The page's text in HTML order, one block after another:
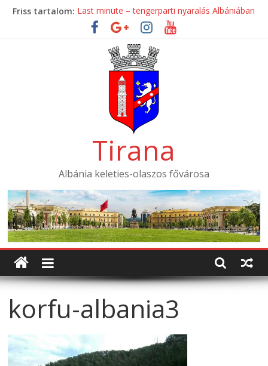
SkipFriss tartalom: Last minute – tengerparti nyaralás Albániában
Mondial Hotel ****
Mak Albania Hotel *****
La Bohème Hotel ****
Tirana International Hotel ****
Tirana
Albánia keleties-olaszos fővárosa
korfu-albania3